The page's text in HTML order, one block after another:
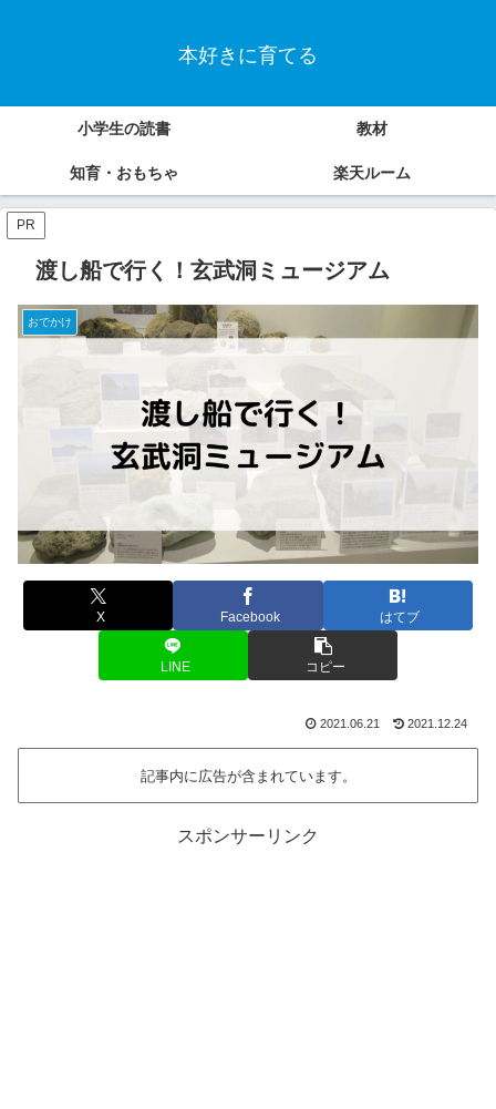
本好きに育てる
小学生の読書 教材
知育・おもちゃ 楽天ルーム
PR
渡し船で行く！玄武洞ミュージアム
おでかけ
X Facebook はてブ
LINE コピー
2021.06.21 2021.12.24
記事内に広告が含まれています。
スポンサーリンク